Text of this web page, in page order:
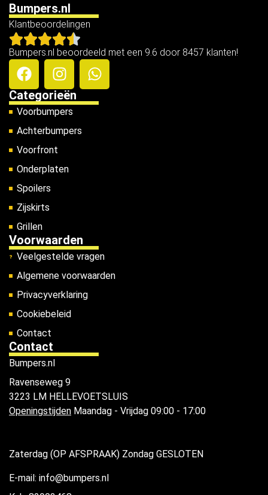
Bumpers.nl
Klantbeoordelingen
Bumpers.nl beoordeeld met een 9.6 door 8457 klanten!
Categorieën
Voorbumpers
Achterbumpers
Voorfront
Onderplaten
Spoilers
Zijskirts
Grillen
Voorwaarden
Veelgestelde vragen
Algemene voorwaarden
Privacyverklaring
Cookiebeleid
Contact
Contact
Bumpers.nl
Ravenseweg 9
3223 LM HELLEVOETSLUIS
Openingstijden Maandag - Vrijdag 09:00 - 17:00
Zaterdag (OP AFSPRAAK) Zondag GESLOTEN
E-mail: info@bumpers.nl